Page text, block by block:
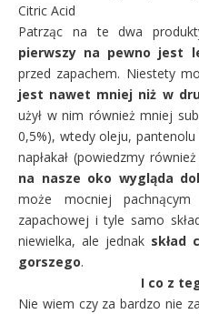
Citric Acid
Patrząc na te dwa
pierwszy na pewno jest
przed zapachem. Niestety
jest nawet mniej niż w
użył w nim również mniej
0,5%), wtedy oleju,
napłakał (powiedzmy
na nasze oko wygląda
może mocniej
zapachowej i tyle samo
niewielka, ale jednak skład
gorszego.
I co z
Nie wiem czy za bardzo nie